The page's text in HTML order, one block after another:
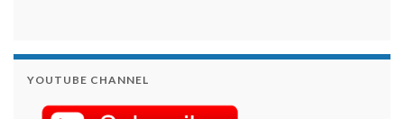
YOUTUBE CHANNEL